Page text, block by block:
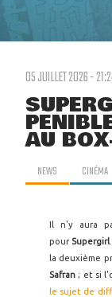
05 JUILLET 2026 -
AU
NEWS CINÉMA
Il n'y aura
pour Supergirl
la deuxième
Safran ; et si
le sujet de